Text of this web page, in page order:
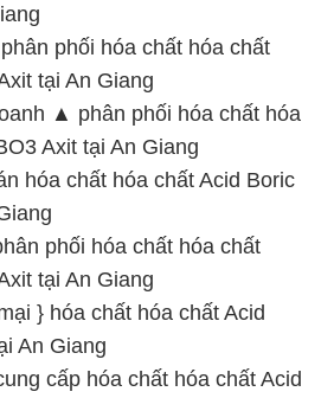
phối hóa chất hóa chất
tại An Giang
▲ phân phối hóa chất hóa
Axit tại An Giang
hóa chất hóa chất Acid Boric
phối hóa chất hóa chất
tại An Giang
} hóa chất hóa chất Acid
An Giang
cấp hóa chất hóa chất Acid